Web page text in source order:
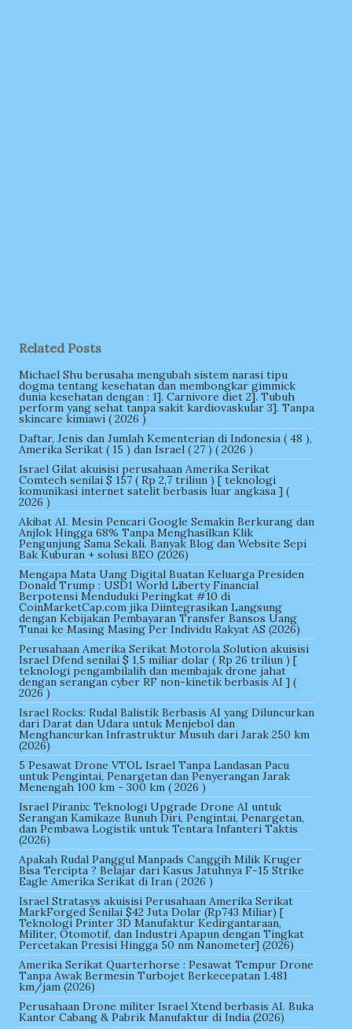
Related Posts
Michael Shu berusaha mengubah sistem narasi tipu
dogma tentang kesehatan dan membongkar gimmick
dunia kesehatan dengan : 1]. Carnivore diet 2]. Tubuh
perform yang sehat tanpa sakit kardiovaskular 3]. Tanpa
skincare kimiawi ( 2026 )
Daftar, Jenis dan Jumlah Kementerian di Indonesia ( 48 ),
Amerika Serikat ( 15 ) dan Israel ( 27 ) ( 2026 )
Israel Gilat akuisisi perusahaan Amerika Serikat
Comtech senilai $ 157 ( Rp 2,7 triliun ) [ teknologi
komunikasi internet satelit berbasis luar angkasa ] (
2026 )
Akibat AI. Mesin Pencari Google Semakin Berkurang dan
Anjlok Hingga 68% Tanpa Menghasilkan Klik
Pengunjung Sama Sekali. Banyak Blog dan Website Sepi
Bak Kuburan + solusi BEO (2026)
Mengapa Mata Uang Digital Buatan Keluarga Presiden
Donald Trump : USD1 World Liberty Financial
Berpotensi Menduduki Peringkat #10 di
CoinMarketCap.com jika Diintegrasikan Langsung
dengan Kebijakan Pembayaran Transfer Bansos Uang
Tunai ke Masing Masing Per Individu Rakyat AS (2026)
Perusahaan Amerika Serikat Motorola Solution akuisisi
Israel Dfend senilai $ 1,5 miliar dolar ( Rp 26 triliun ) [
teknologi pengambilalih dan membajak drone jahat
dengan serangan cyber RF non-kinetik berbasis AI ] (
2026 )
Israel Rocks: Rudal Balistik Berbasis AI yang Diluncurkan
dari Darat dan Udara untuk Menjebol dan
Menghancurkan Infrastruktur Musuh dari Jarak 250 km
(2026)
5 Pesawat Drone VTOL Israel Tanpa Landasan Pacu
untuk Pengintai, Penargetan dan Penyerangan Jarak
Menengah 100 km - 300 km ( 2026 )
Israel Piranix: Teknologi Upgrade Drone AI untuk
Serangan Kamikaze Bunuh Diri, Pengintai, Penargetan,
dan Pembawa Logistik untuk Tentara Infanteri Taktis
(2026)
Apakah Rudal Panggul Manpads Canggih Milik Kruger
Bisa Tercipta ? Belajar dari Kasus Jatuhnya F-15 Strike
Eagle Amerika Serikat di Iran ( 2026 )
Israel Stratasys akuisisi Perusahaan Amerika Serikat
MarkForged Senilai $42 Juta Dolar (Rp743 Miliar) [
Teknologi Printer 3D Manufaktur Kedirgantaraan,
Militer, Otomotif, dan Industri Apapun dengan Tingkat
Percetakan Presisi Hingga 50 nm Nanometer] (2026)
Amerika Serikat Quarterhorse : Pesawat Tempur Drone
Tanpa Awak Bermesin Turbojet Berkecepatan 1.481
km/jam (2026)
Perusahaan Drone militer Israel Xtend berbasis AI. Buka
Kantor Cabang & Pabrik Manufaktur di India (2026)